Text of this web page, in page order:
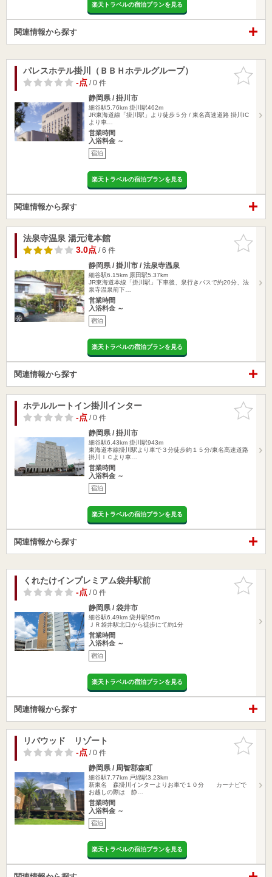
楽天トラベルの宿泊プランを見る
関連情報から探す
お気に入
りに追加
パレスホテル掛川（ＢＢＨホテルグループ）
-点/ 0 件
静岡県 / 掛川市
細谷駅5.76km 掛川駅462m
JR東海道線「掛川駅」より徒歩５分 / 東名高速道路 掛川IC
より車…
営業時間
入浴料金 ～
宿泊
楽天トラベルの宿泊プランを見る
関連情報から探す
お気に入
りに追加
法泉寺温泉 湯元滝本館
3.0点/ 6 件
静岡県 / 掛川市 / 法泉寺温泉
細谷駅6.15km 原田駅5.37km
JR東海道本線「掛川駅」下車後、泉行きバスで約20分、法
泉寺温泉前下…
営業時間
入浴料金 ～
宿泊
楽天トラベルの宿泊プランを見る
関連情報から探す
お気に入
りに追加
ホテルルートイン掛川インター
-点/ 0 件
静岡県 / 掛川市
細谷駅6.43km 掛川駅943m
東海道本線掛川駅より車で３分徒歩約１５分/東名高速道路
掛川ＩＣより車…
営業時間
入浴料金 ～
宿泊
楽天トラベルの宿泊プランを見る
関連情報から探す
お気に入
りに追加
くれたけインプレミアム袋井駅前
-点/ 0 件
静岡県 / 袋井市
細谷駅6.49km 袋井駅95m
ＪＲ袋井駅北口から徒歩にて約1分
営業時間
入浴料金 ～
宿泊
楽天トラベルの宿泊プランを見る
関連情報から探す
お気に入
りに追加
リバウッド リゾート
-点/ 0 件
静岡県 / 周智郡森町
細谷駅7.77km 戸綿駅3.23km
新東名 森掛川インターよりお車で１０分 カーナビで
お越しの際は 静…
営業時間
入浴料金 ～
宿泊
楽天トラベルの宿泊プランを見る